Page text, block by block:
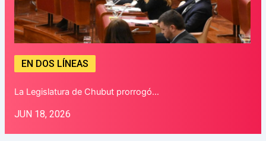
EN DOS LÍNEAS
La Legislatura de Chubut prorrogó…
JUN 18, 2026